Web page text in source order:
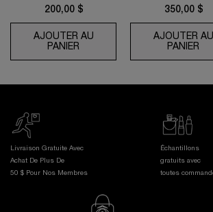
200,00 $
AJOUTER AU
PANIER ABSOLUE LA CRÈME YEUX
350,00 $
AJOUTER AU
PANIER
Livraison Gratuite Avec
Achat De Plus De
50 $ Pour Nos Membres
Échantillons
gratuits avec
toutes